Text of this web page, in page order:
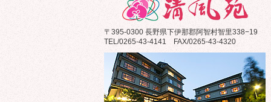
〒395-0300 長野県下伊那郡阿智村智里338−19
TEL/0265-43-4141 FAX/0265-43-4320